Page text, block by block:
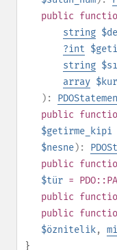
public
string
?int
string
array
):
public
$getirme_kipi
$nesne):
public
$tür =
public
public
$öznitelik,
}